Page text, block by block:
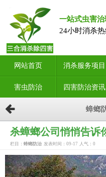
一站式虫害治
24小时消杀热
网站首页 消杀服务项目
害虫防治 四害防治资讯
蟑螂
杀蟑螂公司悄悄告诉
栏目： 蟑螂防治 发表时间：09-17 人气： 0